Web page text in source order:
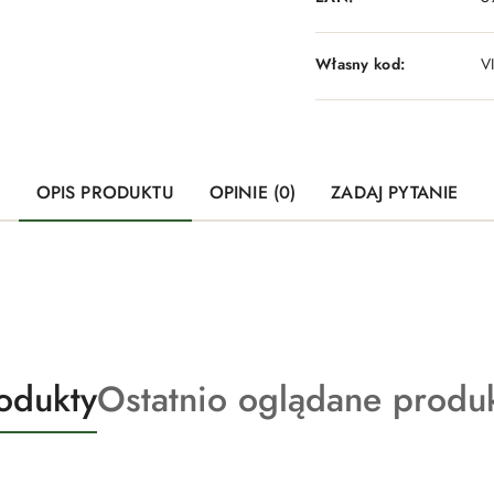
Własny kod:
OPIS PRODUKTU OPINIE (0) ZADAJ PYTANIE
Produkty
o
Ostatnio oglądane